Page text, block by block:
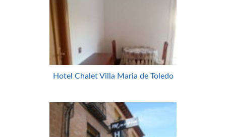
Hotel Chalet Villa Maria de Toledo